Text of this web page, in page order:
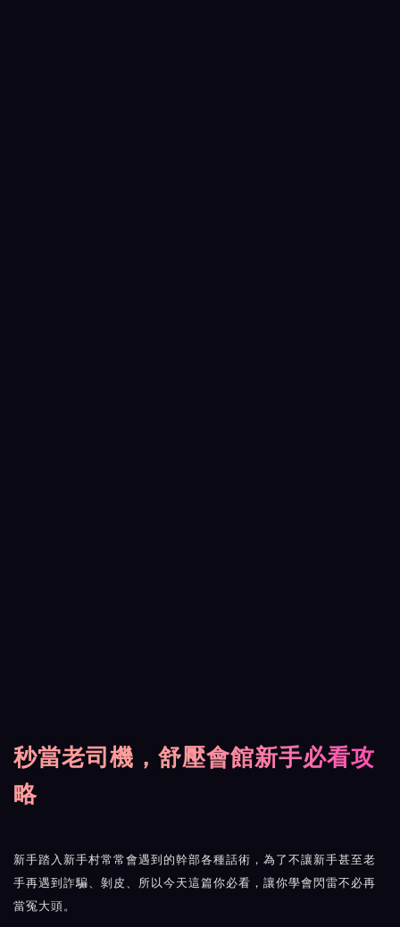
秒當老司機，舒壓會館新手必看攻
略
新手踏入新手村常常會遇到的幹部各種話術，為了不讓新手甚至老
手再遇到詐騙、剝皮、所以今天這篇你必看，讓你學會閃雷不必再
當冤大頭。